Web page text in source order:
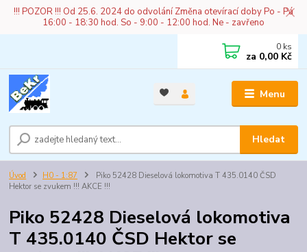
!!! POZOR !!! Od 25.6. 2024 do odvolání Změna otevírací doby Po - Pá
16:00 - 18:30 hod. So - 9:00 - 12:00 hod. Ne - zavřeno
Menu
Hledat
0 ks
za 0,00 Kč
Úvod H0 - 1:87
Piko 52428 Dieselová lokomotiva T 435.0140 ČSD
Hektor se zvukem !!! AKCE !!!
Piko 52428 Dieselová lokomotiva
T 435.0140 ČSD Hektor se